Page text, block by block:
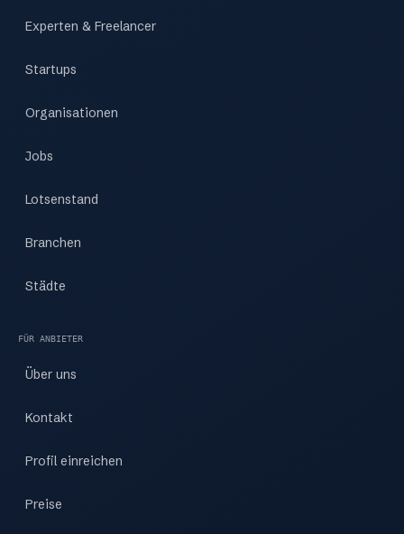
Experten & Freelancer
Startups
Organisationen
Jobs
Lotsenstand
Branchen
Städte
FÜR ANBIETER
Über uns
Kontakt
Profil einreichen
Preise